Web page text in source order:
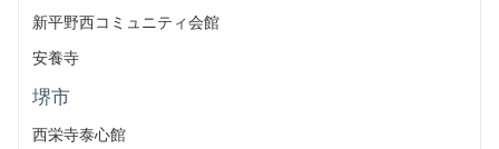
新平野西コミュニティ会館
安養寺
堺市
西栄寺泰心館